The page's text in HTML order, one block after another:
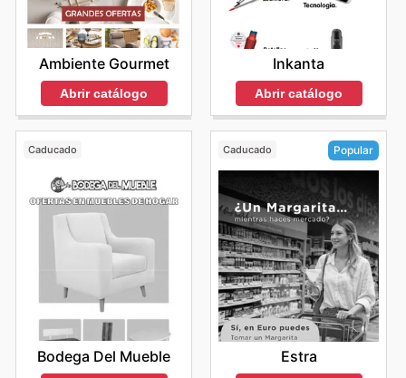
Ambiente Gourmet
Abrir catálogo
Inkanta
Abrir catálogo
Caducado
Bodega Del Mueble
Caducado Popular
Estra